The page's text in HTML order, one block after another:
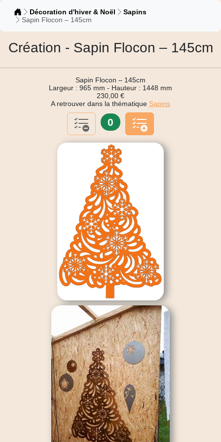
Catalogue
Décoration d'hiver & Noël
Sapins
Sapin Flocon – 145cm
Création - Sapin Flocon – 145cm
Sapin Flocon – 145cm
Largeur : 965 mm - Hauteur : 1448 mm
230,00 €
A retrouver dans la thématique Sapins
0